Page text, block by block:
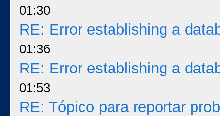
01:30
RE: Error establishing a
01:36
RE: Error establishing a
01:53
RE: Tópico para reportar